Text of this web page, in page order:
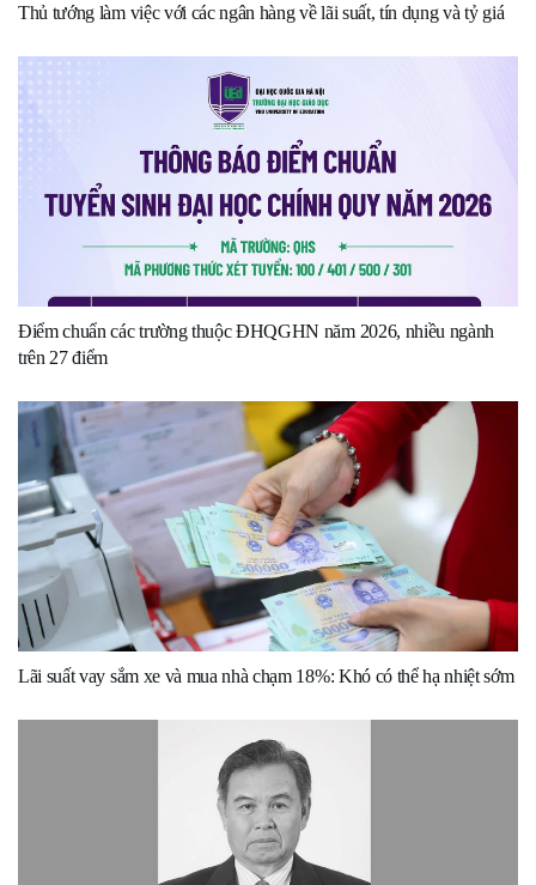
Thủ tướng làm việc với các ngân hàng về lãi suất, tín dụng và tỷ giá
Điểm chuẩn các trường thuộc ĐHQGHN năm 2026, nhiều ngành
trên 27 điểm
Lãi suất vay sắm xe và mua nhà chạm 18%: Khó có thể hạ nhiệt sớm